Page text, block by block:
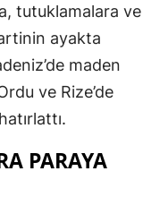
tutuklamalara ve
ayakta
maden
ve Rize’de
PARAYA